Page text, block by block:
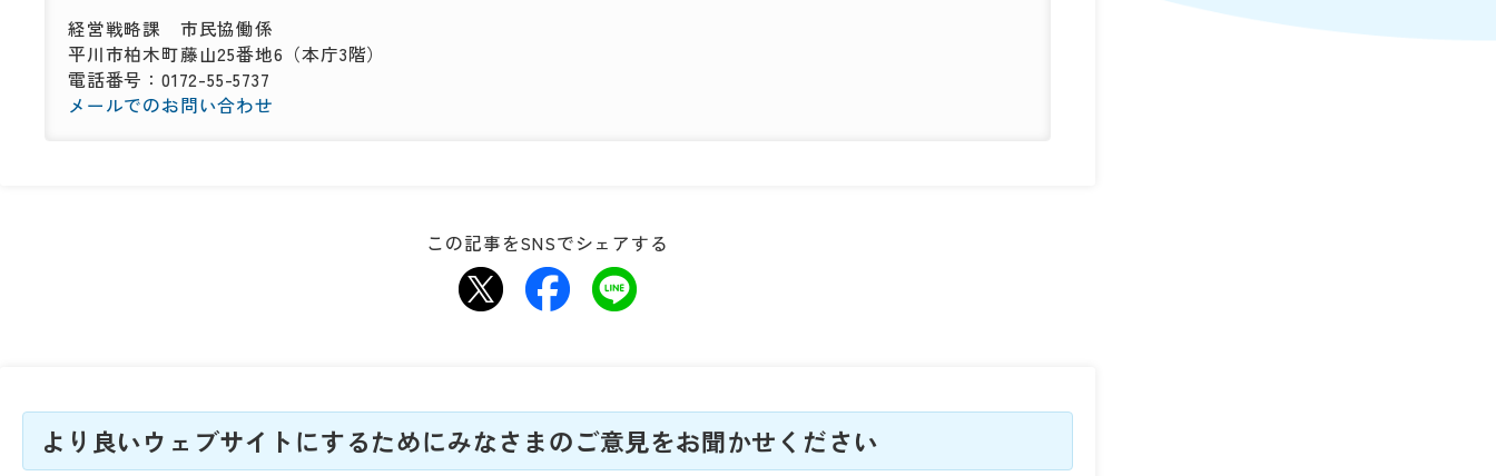
経営戦略課 市民協働係
平川市柏木町藤山25番地6（本庁3階）
電話番号：0172-55-5737
メールでのお問い合わせ
この記事をSNSでシェアする
より良いウェブサイトにするためにみなさまのご意見をお聞かせください